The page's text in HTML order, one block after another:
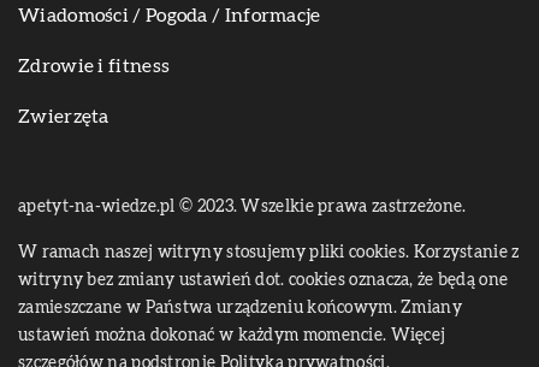
Wiadomości / Pogoda / Informacje
Zdrowie i fitness
Zwierzęta
apetyt-na-wiedze.pl © 2023. Wszelkie prawa zastrzeżone.
W ramach naszej witryny stosujemy pliki cookies. Korzystanie z
witryny bez zmiany ustawień dot. cookies oznacza, że będą one
zamieszczane w Państwa urządzeniu końcowym. Zmiany
ustawień można dokonać w każdym momencie. Więcej